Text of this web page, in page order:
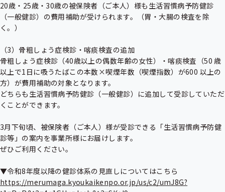
20歳・25歳・30歳の被保険者（ご本人）様も生活習慣病予防健診
（一般健診）の費用補助が受けられます。（胃・大腸の検査を除
く。）
（3）骨粗しょう症検診・喀痰検査の追加
骨粗しょう症検診（40歳以上の偶数年齢の女性）・喀痰検査（50 歳
以上で1日に吸うたばこの本数×喫煙年数（喫煙指数）が600 以上の
方）が費用補助の対象となります。
どちらも生活習慣病予防健診（一般健診）に追加して受診していただ
くことができます。
3月下旬頃、被保険者（ご本人）様が受診できる「生活習慣病予防健
診等」の案内を事業所様にお届けします。
ぜひご利用ください。
https://merumaga.kyoukaikenpo.or.jp/us/c2/umJ8G?